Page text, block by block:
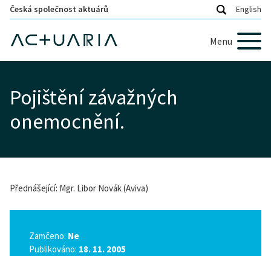
Česká společnost aktuárů English
Menu
Pojištění závažných
onemocnění.
Přednášející: Mgr. Libor Novák (Aviva)
Zamčeno: Ne
Publikováno: 18. 11. 2005